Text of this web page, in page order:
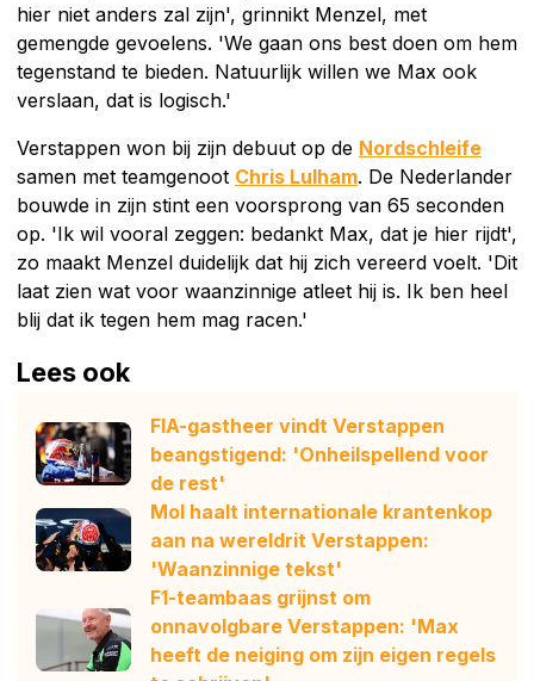
hier niet anders zal zijn', grinnikt Menzel, met
gemengde gevoelens. 'We gaan ons best doen om hem
tegenstand te bieden. Natuurlijk willen we Max ook
verslaan, dat is logisch.'
Verstappen won bij zijn debuut op de Nordschleife
samen met teamgenoot Chris Lulham. De Nederlander
bouwde in zijn stint een voorsprong van 65 seconden
op. 'Ik wil vooral zeggen: bedankt Max, dat je hier rijdt',
zo maakt Menzel duidelijk dat hij zich vereerd voelt. 'Dit
laat zien wat voor waanzinnige atleet hij is. Ik ben heel
blij dat ik tegen hem mag racen.'
Lees ook
FIA-gastheer vindt Verstappen
beangstigend: 'Onheilspellend voor
de rest'
Mol haalt internationale krantenkop
aan na wereldrit Verstappen:
'Waanzinnige tekst'
F1-teambaas grijnst om
onnavolgbare Verstappen: 'Max
heeft de neiging om zijn eigen regels